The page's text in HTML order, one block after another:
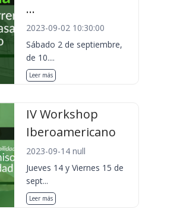
...
2023-09-02 10:30:00
Sábado 2 de septiembre,
de 10....
Leer más
IV Workshop
Iberoamericano
2023-09-14 null
Jueves 14 y Viernes 15 de
sept...
Leer más